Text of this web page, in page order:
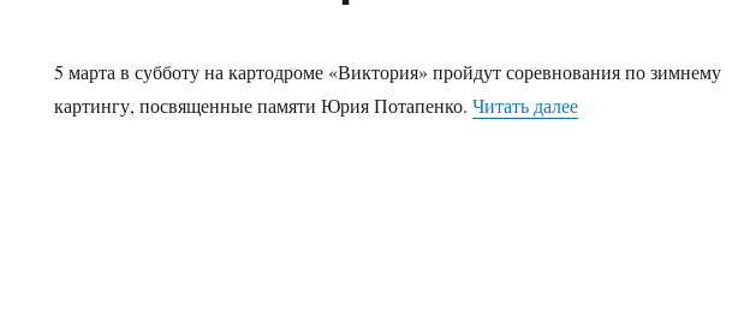
5 марта в субботу на картодроме «Виктория» пройдут соревнования по зимнему
картингу, посвященные памяти Юрия Потапенко. Читать далее«Зимняя гонка